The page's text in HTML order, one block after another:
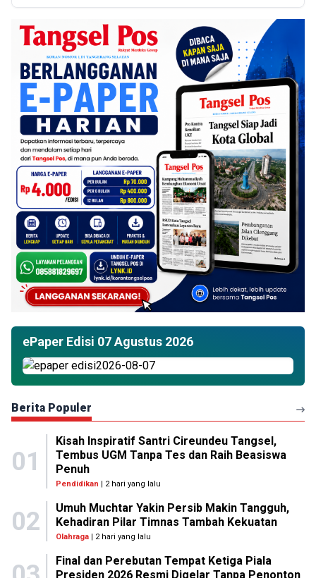
ePaper Edisi 07 Agustus 2026
Berita Populer
01
Kisah Inspiratif Santri Cireundeu Tangsel,
Tembus UGM Tanpa Tes dan Raih Beasiswa
Penuh
Pendidikan | 2 hari yang lalu
02
Umuh Muchtar Yakin Persib Makin Tangguh,
Kehadiran Pilar Timnas Tambah Kekuatan
Olahraga| 2 hari yang lalu
Final dan Perebutan Tempat Ketiga Piala
Presiden 2026 Resmi Digelar Tanpa Penonton